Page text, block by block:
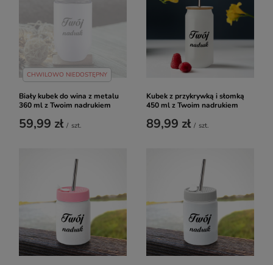
CHWILOWO NIEDOSTĘPNY
Biały kubek do wina z metalu
360 ml z Twoim nadrukiem
59,99 zł / szt.
Kubek z przykrywką i słomką
450 ml z Twoim nadrukiem
89,99 zł / szt.